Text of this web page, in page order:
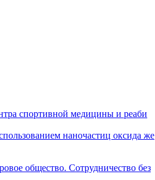
спортивной медицины и реаби
наночастиц оксида же
общество. Сотрудничество без